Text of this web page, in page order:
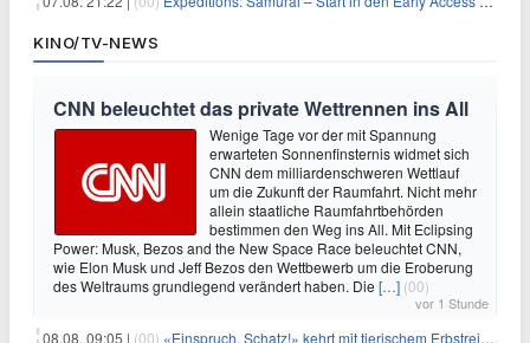
KINO/TV-NEWS
CNN beleuchtet das private Wettrennen ins All
Wenige Tage vor der mit Spannung
erwarteten Sonnenfinsternis widmet sich
CNN dem milliardenschweren Wettlauf
um die Zukunft der Raumfahrt. Nicht mehr
allein staatliche Raumfahrtbehörden
bestimmen den Weg ins All. Mit Eclipsing
Power: Musk, Bezos and the New Space Race beleuchtet CNN,
wie Elon Musk und Jeff Bezos den Wettbewerb um die Eroberung
des Weltraums grundlegend verändert haben. Die […] (00)
vor 1 Stunde
08.08. 09:05 | (00) «Einspruch, Schatz!» kehrt mit tierischem Erbstreit zurück